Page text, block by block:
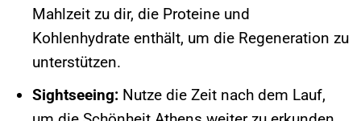
Mahlzeit zu dir, die Proteine und
Kohlenhydrate enthält, um die Regeneration zu
unterstützen.
Sightseeing:Nutze die Zeit nach dem Lauf,